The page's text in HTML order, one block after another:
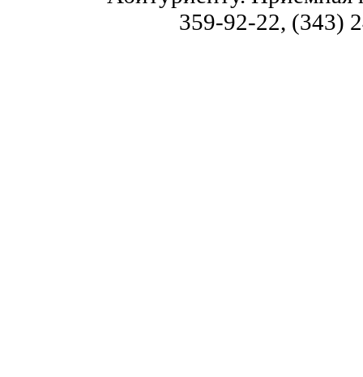
359-92-22, (343)